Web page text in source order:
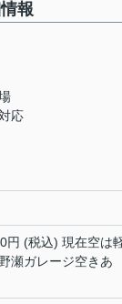
報
応
円 (税込) 現在空は
瀬ガレージ空きあ